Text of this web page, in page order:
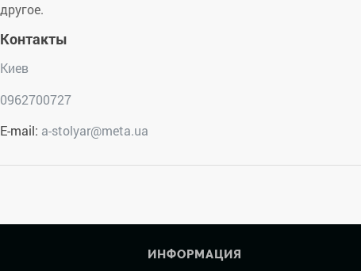
другое.
Контакты
Киев
0962700727
E-mail: a-stolyar@meta.ua
ИНФОРМАЦИЯ